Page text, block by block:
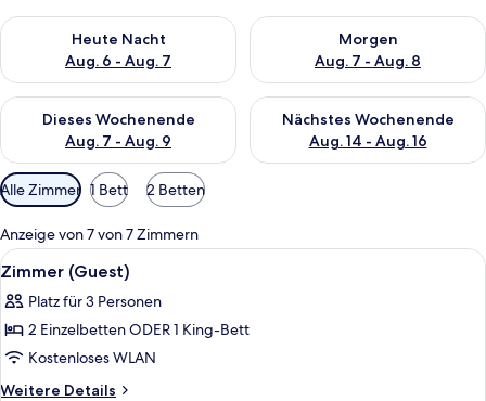
Heute Nacht
Aug. 6 - Aug. 7
Überprüfe die Verfügbarkeit für heute Nacht, Aug. 6 - Aug. 7.
Morgen
Aug. 7 - Aug. 8
Überprüfe die Verfügbarkeit
Dieses Wochenende
Aug. 7 - Aug. 9
Überprüfe die Verfügbarkeit für dieses Wochenende, Aug. 7
Nächstes Wochenende
Aug. 14 - Aug. 16
Überprüfe die Verfügbarkeit
Verfügbare
Filter
für
Zimmer
Alle Zimmer 1 Bett 2 Betten
Anzeige von 7 von 7 Zimmern
Alle
Fotos
für
Zimmer
(Guest)
anzeigen
Ein Hotelzimmer mit einem großen
4
Zimmer (Guest)
Platz für 3 Personen
2 Einzelbetten ODER 1 King-Bett
Kostenloses WLAN
Weitere Details
Weitere